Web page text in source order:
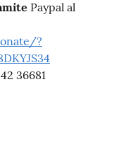
Paypal al
?
36681